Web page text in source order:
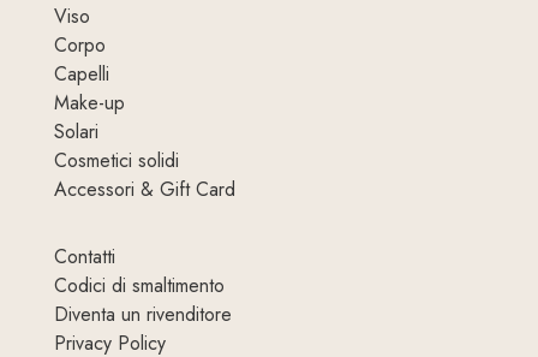
Viso
Corpo
Capelli
Make-up
Solari
Cosmetici solidi
Accessori & Gift Card
Contatti
Codici di smaltimento
Diventa un rivenditore
Privacy Policy